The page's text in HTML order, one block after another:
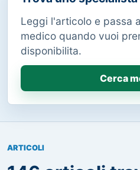
Leggi l'articolo e passa
medico quando vuoi
disponibilita.
Cerca
ARTICOLI